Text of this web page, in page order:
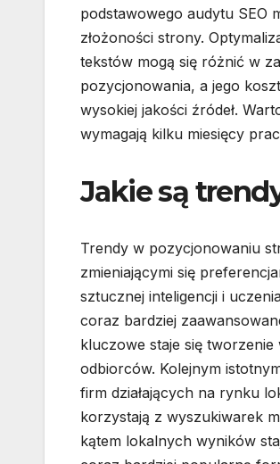
podstawowego audytu SEO
złożoności strony.
tekstów mogą się różnić w
pozycjonowania, a jego
wysokiej jakości źródeł.
wymagają kilku miesięcy
Jakie są
Trendy w pozycjonowaniu
zmieniającymi się
sztucznej inteligencji i
coraz bardziej
kluczowe staje się
odbiorców. Kolejnym
firm działających na rynku
korzystają z wyszukiwarek
kątem lokalnych wyników